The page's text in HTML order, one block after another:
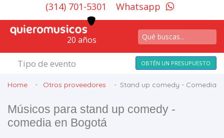
(314) 701-5301 Whatsapp
20 años
Tipo de evento OBTÉN UN PRESUPUESTO
Home Otros proveedores Stand up comedy - Comedia
Músicos para stand up comedy -
comedia en Bogotá